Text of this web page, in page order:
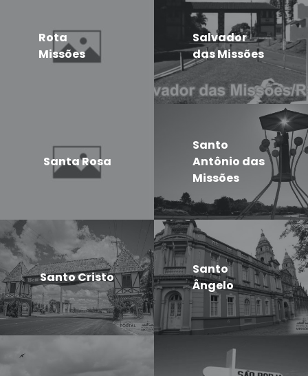
Rota
Missões
Salvador
das Missões
Santa Rosa
Santo
Antônio das
Missões
Santo Cristo
Santo
Ângelo